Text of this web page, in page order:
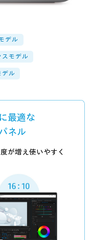
デル
モデル
ル
最適な
ネル
が増え使いやすく